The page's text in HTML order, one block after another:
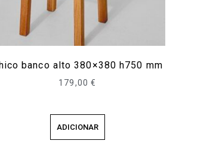
banco alto 380×380 h750 mm
179,00 €
ADICIONAR